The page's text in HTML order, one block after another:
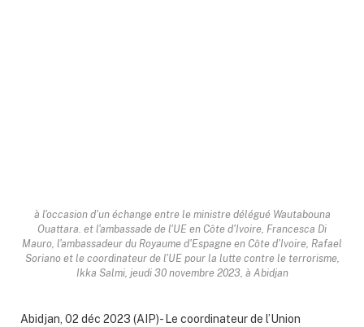
à l'occasion d'un échange entre le ministre délégué Wautabouna
Ouattara. et l'ambassade de l'UE en Côte d'Ivoire, Francesca Di
Mauro, l'ambassadeur du Royaume d'Espagne en Côte d'Ivoire, Rafael
Soriano et le coordinateur de l'UE pour la lutte contre le terrorisme,
Ikka Salmi, jeudi 30 novembre 2023, à Abidjan
Abidjan, 02 déc 2023 (AIP)- Le coordinateur de l’Union